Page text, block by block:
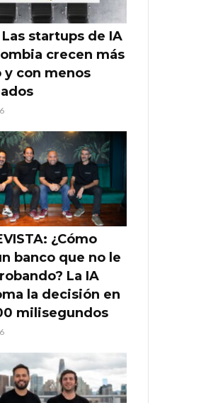
Las startups de IA
crecen más
y con menos
¿Cómo
banco que no le
La IA
la decisión en
milisegundos